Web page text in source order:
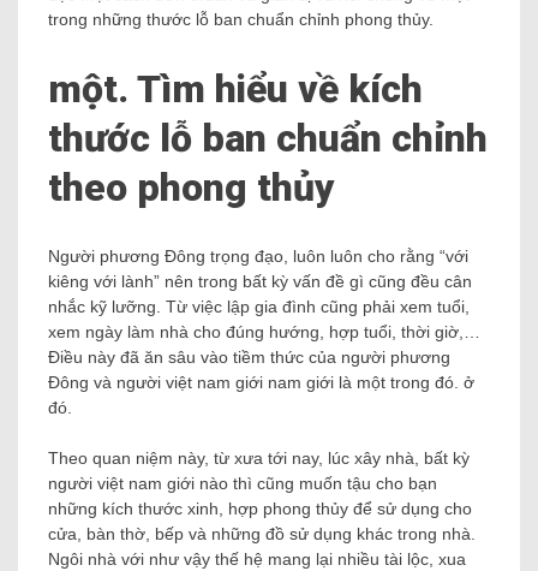
trong những thước lỗ ban chuẩn chỉnh phong thủy.
một. Tìm hiểu về kích
thước lỗ ban chuẩn chỉnh
theo phong thủy
Người phương Đông trọng đạo, luôn luôn cho rằng “với
kiêng với lành” nên trong bất kỳ vấn đề gì cũng đều cân
nhắc kỹ lưỡng. Từ việc lập gia đình cũng phải xem tuổi,
xem ngày làm nhà cho đúng hướng, hợp tuổi, thời giờ,…
Điều này đã ăn sâu vào tiềm thức của người phương
Đông và người việt nam giới nam giới là một trong đó. ở
đó.
Theo quan niệm này, từ xưa tới nay, lúc xây nhà, bất kỳ
người việt nam giới nào thì cũng muốn tậu cho bạn
những kích thước xinh, hợp phong thủy để sử dụng cho
cửa, bàn thờ, bếp và những đồ sử dụng khác trong nhà.
Ngôi nhà với như vậy thế hệ mang lại nhiều tài lộc, xua